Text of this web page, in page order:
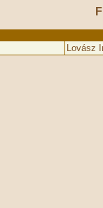
Lovász